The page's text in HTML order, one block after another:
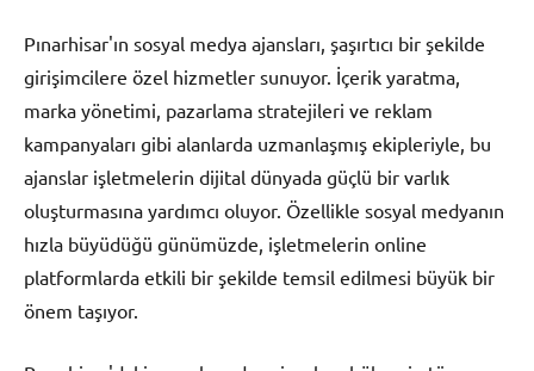
Pınarhisar'ın sosyal medya ajansları, şaşırtıcı bir şekilde
girişimcilere özel hizmetler sunuyor. İçerik yaratma,
marka yönetimi, pazarlama stratejileri ve reklam
kampanyaları gibi alanlarda uzmanlaşmış ekipleriyle, bu
ajanslar işletmelerin dijital dünyada güçlü bir varlık
oluşturmasına yardımcı oluyor. Özellikle sosyal medyanın
hızla büyüdüğü günümüzde, işletmelerin online
platformlarda etkili bir şekilde temsil edilmesi büyük bir
önem taşıyor.